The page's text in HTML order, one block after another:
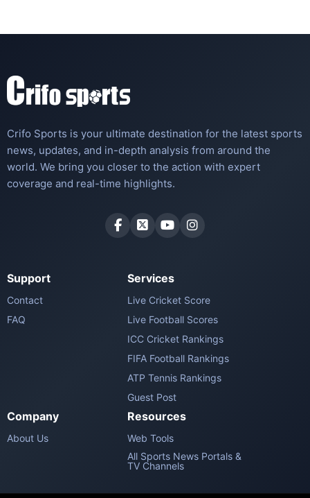
Crifo Sports is your ultimate destination for the latest sports
news, updates, and in-depth analysis from around the
world. We bring you closer to the action with expert
coverage and real-time highlights.
Support
Contact
FAQ
Services
Live Cricket Score
Live Football Scores
ICC Cricket Rankings
FIFA Football Rankings
ATP Tennis Rankings
Guest Post
Company
About Us
Resources
Web Tools
All Sports News Portals &
TV Channels